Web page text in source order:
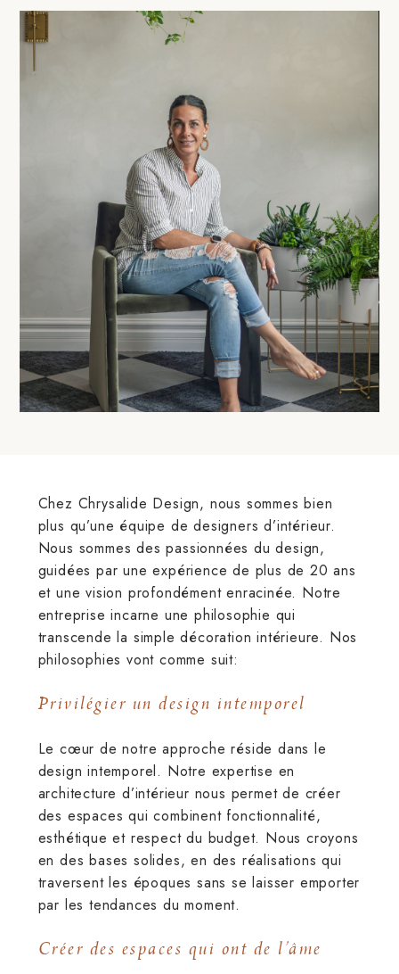
Chez Chrysalide Design, nous sommes bien
plus qu’une équipe de designers d’intérieur.
Nous sommes des passionnées du design,
guidées par une expérience de plus de 20 ans
et une vision profondément enracinée. Notre
entreprise incarne une philosophie qui
transcende la simple décoration intérieure. Nos
philosophies vont comme suit:
Privilégier un design intemporel
Le cœur de notre approche réside dans le
design intemporel. Notre expertise en
architecture d’intérieur nous permet de créer
des espaces qui combinent fonctionnalité,
esthétique et respect du budget. Nous croyons
en des bases solides, en des réalisations qui
traversent les époques sans se laisser emporter
par les tendances du moment.
Créer des espaces qui ont de l’âme